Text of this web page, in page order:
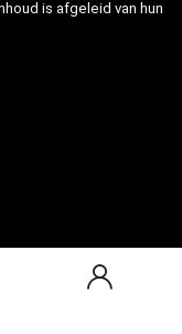
is afgeleid van hun